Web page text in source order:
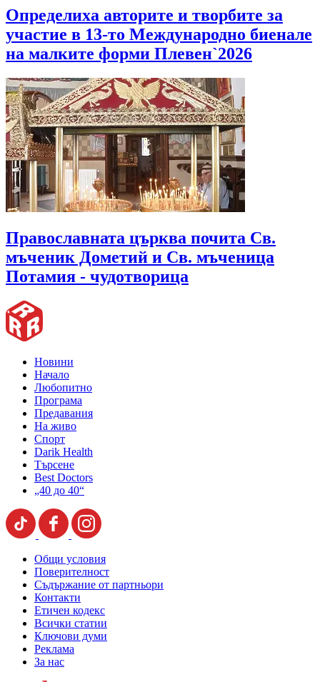
Определиха авторите и творбите за
участие в 13-то Международно биенале
на малките форми Плевен`2026
Православната църква почита Св.
мъченик Дометий и Св. мъченица
Потамия - чудотворица
Новини
Начало
Любопитно
Програма
Предавания
На живо
Спорт
Darik Health
Търсене
Best Doctors
„40 до 40“
Общи условия
Поверителност
Съдържание от партньори
Контакти
Етичен кодекс
Всички статии
Ключови думи
Реклама
За нас